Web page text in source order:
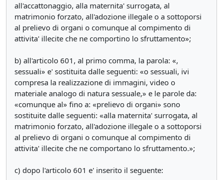
all'accattonaggio, alla maternita' surrogata, al
matrimonio forzato, all'adozione illegale o a sottoporsi
al prelievo di organi o comunque al compimento di
attivita' illecite che ne comportino lo sfruttamento»;
b) all'articolo 601, al primo comma, la parola: «,
sessuali» e' sostituita dalle seguenti: «o sessuali, ivi
compresa la realizzazione di immagini, video o
materiale analogo di natura sessuale,» e le parole da:
«comunque al» fino a: «prelievo di organi» sono
sostituite dalle seguenti: «alla maternita' surrogata, al
matrimonio forzato, all'adozione illegale o a sottoporsi
al prelievo di organi o comunque al compimento di
attivita' illecite che ne comportano lo sfruttamento.»;
c) dopo l'articolo 601 e' inserito il seguente: